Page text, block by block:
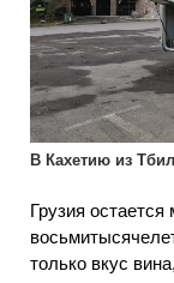
В Кахетию из
Грузия остается
только вкус